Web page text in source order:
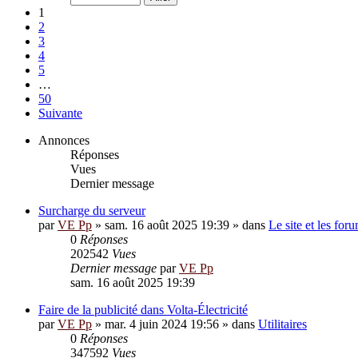
1
2
3
4
5
…
50
Suivante
Annonces
Réponses
Vues
Dernier message
Surcharge du serveur
parVE Pp » sam. 16 août 2025 19:39 » dans Le site et les
0 Réponses
202542 Vues
Dernier message parVE Pp
sam. 16 août 2025 19:39
Faire de la publicité dans Volta-Électricité
parVE Pp » mar. 4 juin 2024 19:56 » dans Utilitaires
0 Réponses
347592 Vues